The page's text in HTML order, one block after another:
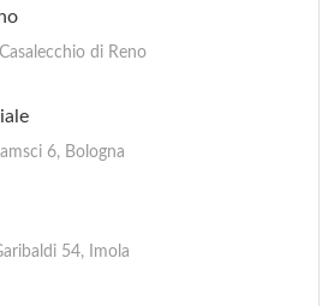
di Reno
6, Bologna
54, Imola